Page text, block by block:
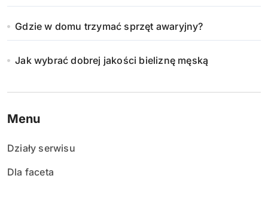
Gdzie w domu trzymać sprzęt awaryjny?
Jak wybrać dobrej jakości bieliznę męską
Menu
Działy serwisu
Dla faceta